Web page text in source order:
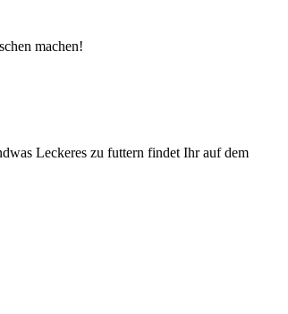
machen!
Leckeres zu futtern findet Ihr auf dem